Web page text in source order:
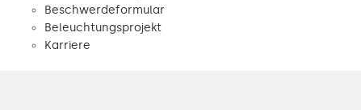
Beschwerdeformular
Beleuchtungsprojekt
Karriere